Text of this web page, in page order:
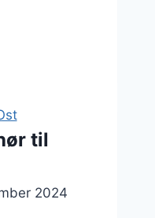
til
2024